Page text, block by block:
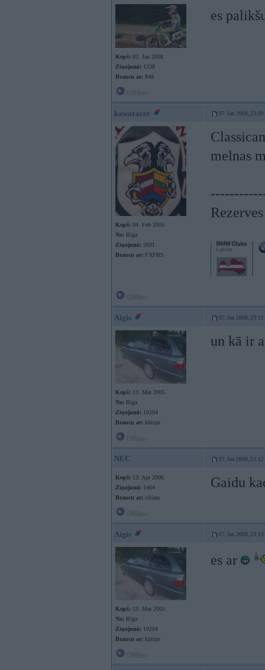
Kopš: 02. Jan 2008
Ziņojumi: 1338
Braucu ar: 848
es
kawaracer 07. Jan 2008, 23:09
Kopš: 04. Feb 2005
No: Rīga
Ziņojumi: 2691
Braucu ar: FXFBS
melnas
Aigis 07. Jan 2008, 23:11
Kopš: 13. Mar 2005
No: Rīga
Ziņojumi: 10204
Braucu ar: kūtiņu
un kā ir
NEC 07. Jan 2008, 23:12
Kopš: 13. Apr 2006
Ziņojumi: 1464
Braucu ar: cibiņu
Gaidu
Aigis 07. Jan 2008, 23:13
Kopš: 13. Mar 2005
No: Rīga
Ziņojumi: 10204
Braucu ar: kūtiņu
es ar